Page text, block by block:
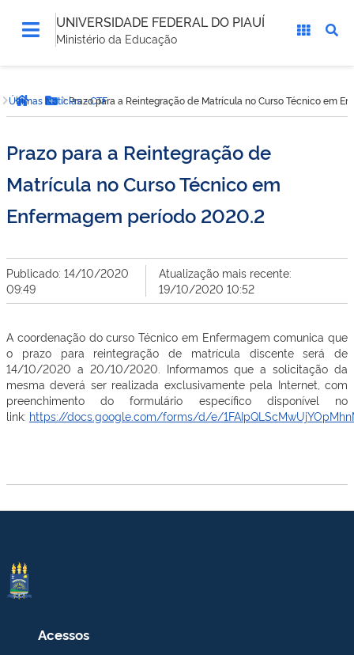
UNIVERSIDADE FEDERAL DO PIAUÍ
Ministério da Educação
está
aqui:Página inicial
Botão Menu
Últimas Notícias - CTFPrazo para a Reintegração de Matrícula no Curso Técnico em
Prazo para a Reintegração de
Matrícula no Curso Técnico em
Enfermagem período 2020.2
Publicado: 14/10/2020
09:49
Atualização mais recente:
19/10/2020 10:52
A coordenação do curso Técnico em Enfermagem comunica que
o prazo para reintegração de matrícula discente será de
14/10/2020 a 20/10/2020. Informamos que a solicitação da
mesma deverá ser realizada exclusivamente pela Internet, com
preenchimento do formulário específico disponível no
link: https://docs.google.com/forms/d/e/
Acessos